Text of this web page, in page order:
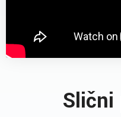
Slični